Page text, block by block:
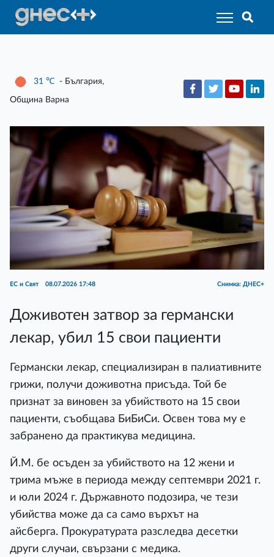
31 ℃ - България,
Община Варна
ЕС и Свят 08.07.2026 17:48 Снимка: ДНЕС+
Доживотен затвор за германски
лекар, убил 15 свои пациенти
Германски лекар, специализиран в палиативните
грижи, получи доживотна присъда. Той бе
признат за виновен за убийството на 15 свои
пациенти, съобщава БиБиСи. Освен това му е
забранено да практикува медицина.
Й.М. бе осъден за убийството на 12 жени и
трима мъже в периода между септември 2021 г.
и юли 2024 г. Държавното подозира, че тези
убийства може да са само върхът на
айсберга. Прокуратурата разследва десетки
други случаи, свързани с медика.